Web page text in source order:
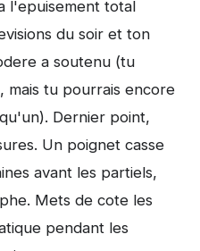
l'epuisement total
du soir et ton
a soutenu (tu
mais tu pourrais encore
Dernier point,
Un poignet casse
avant les partiels,
Mets de cote les
pendant les